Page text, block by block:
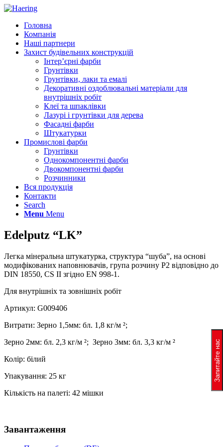
Головна
Компанія
Наші партнери
Захист будівельних конструкцій
Інтер’єрні фарби
Грунтівки
Грунтівки, лаки та емалі
Декоративні оздоблювальні матеріали для
внутрішніх робіт
Клеї та шпаклівки
Лазурі і грунтівки для дерева
Фасадні фарби
Штукатурки
Промислові фарби
Грунтівки
Однокомпонентні фарби
Двокомпонентні фарби
Розчинники
Вся продукція
Контакти
Search
Menu Menu
Edelputz “LK”
Легка мінеральна штукатурка, структура “шуба”, на основі
модифікованих наповнювачів, група розчину P2 відповідно до
DIN 18550, CS II згідно EN 998-1.
Для внутрішніх та зовнішніх робіт
Артикул: G009406
Витрати: Зерно 1,5мм: бл. 1,8 кг/м ²;
Зерно 2мм: бл. 2,3 кг/м ²; Зерно 3мм: бл. 3,3 кг/м ²
Колір: білий
Упакування: 25 кг
Кількість на палеті: 42 мішки
Завантаження
Запитайте нас